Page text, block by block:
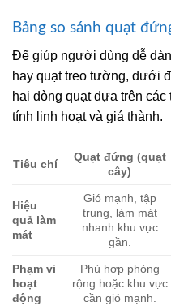
Bảng so sánh quạt
Để giúp người dùng dễ
hay quạt treo tường, dưới
hai dòng quạt dựa trên
tính linh hoạt và giá thành.
Tiêu chí
Quạt đứng (quạt
cây)
Hiệu
quả làm
mát
Gió mạnh, tập
trung, làm mát
nhanh khu vực
gần.
Phạm vi
hoạt
động
Phù hợp phòng
rộng hoặc khu vực
cần gió mạnh.